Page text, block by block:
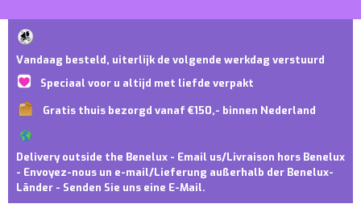
Vandaag besteld, uiterlijk de volgende werkdag verstuurd
Speciaal voor u altijd met liefde verpakt
Gratis thuis bezorgd vanaf €150,- binnen Nederland
Delivery outside the Benelux - Email us/Livraison hors Benelux
- Envoyez-nous un e-mail/Lieferung außerhalb der Benelux-
Länder - Senden Sie uns eine E-Mail.